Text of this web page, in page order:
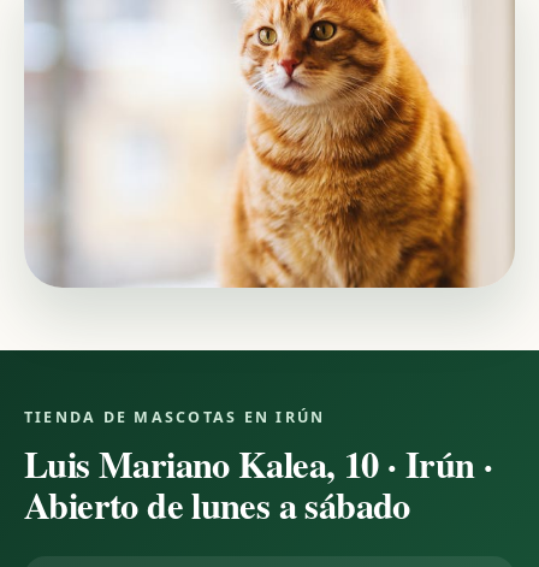
TIENDA DE MASCOTAS EN IRÚN
Luis Mariano Kalea, 10 · Irún ·
Abierto de lunes a sábado